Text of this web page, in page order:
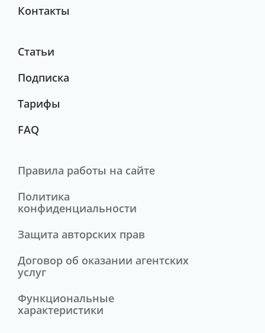
Контакты
Статьи
Подписка
Тарифы
FAQ
Правила работы на сайте
Политика
конфиденциальности
Защита авторских прав
Договор об оказании агентских
услуг
Функциональные
характеристики